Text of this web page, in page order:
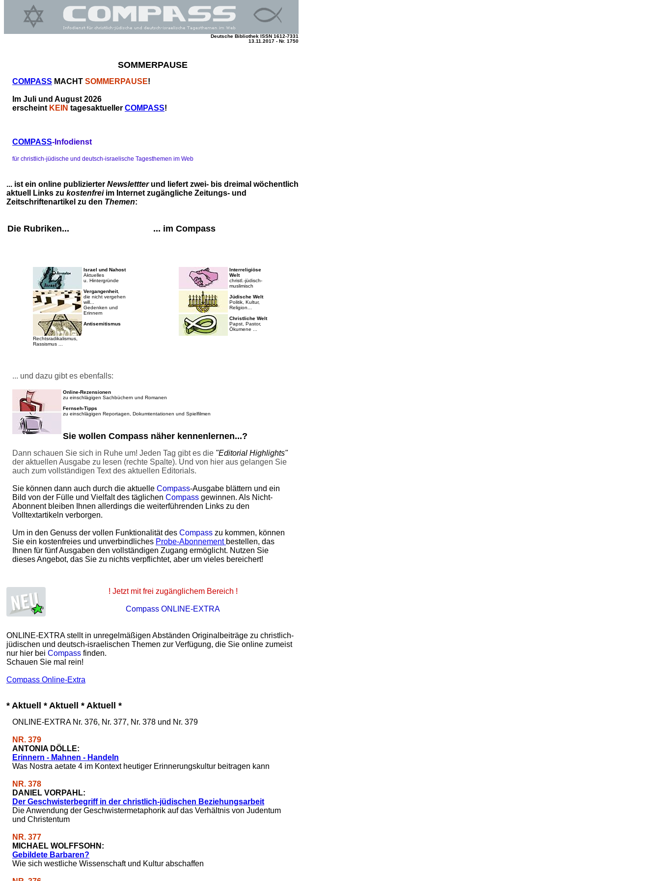
Deutsche Bibliothek ISSN 1612-7331
13.11.2017 - Nr. 1750
SOMMERPAUSE
COMPASS MACHT SOMMERPAUSE!
Im Juli und August 2026
erscheint KEIN tagesaktueller COMPASS!
COMPASS-Infodienst
für christlich-jüdische und deutsch-israelische Tagesthemen im Web
... ist ein online publizierter Newslettter und liefert zwei- bis dreimal wöchentlich
aktuell Links zu kostenfrei im Internet zugängliche Zeitungs- und
Zeitschriftenartikel zu den Themen:
Die Rubriken...
Israel und Nahost
Aktuelles
u. Hintergründe
Vergangenheit,
die nicht vergehen
will...
Gedenken und
Erinnern
Antisemitismus
Rechtsradikalismus,
Rassismus ...
... im Compass
Interreligiöse
Welt
christl.-jüdisch-
muslimisch
Jüdische Welt
Politik, Kultur,
Religion...
Christliche Welt
Papst, Pastor,
Ökumene ...
... und dazu gibt es ebenfalls:
Online-Rezensionen
zu einschlägigen Sachbüchern und Romanen
Fernseh-Tipps
zu einschlägigen Reportagen, Dokumtentationen und Spielfilmen
Sie wollen Compass näher kennenlernen...?
Dann schauen Sie sich in Ruhe um! Jeden Tag gibt es die "Editorial Highlights"
der aktuellen Ausgabe zu lesen (rechte Spalte). Und von hier aus gelangen Sie
auch zum vollständigen Text des aktuellen Editorials.
Sie können dann auch durch die aktuelle Compass-Ausgabe blättern und ein
Bild von der Fülle und Vielfalt des täglichen Compass gewinnen. Als Nicht-
Abonnent bleiben Ihnen allerdings die weiterführenden Links zu den
Volltextartikeln verborgen.
Um in den Genuss der vollen Funktionalität des Compass zu kommen, können
Sie ein kostenfreies und unverbindliches Probe-Abonnement bestellen, das
Ihnen für fünf Ausgaben den vollständigen Zugang ermöglicht. Nutzen Sie
dieses Angebot, das Sie zu nichts verpflichtet, aber um vieles bereichert!
! Jetzt mit frei zugänglichem Bereich !
Compass ONLINE-EXTRA
ONLINE-EXTRA stellt in unregelmäßigen Abständen Originalbeiträge zu christlich-
jüdischen und deutsch-israelischen Themen zur Verfügung, die Sie online zumeist
nur hier bei Compass finden.
Schauen Sie mal rein!
Compass Online-Extra
* Aktuell * Aktuell * Aktuell *
ONLINE-EXTRA Nr. 376, Nr. 377, Nr. 378 und Nr. 379
NR. 379
ANTONIA DÖLLE:
Erinnern - Mahnen - Handeln
Was Nostra aetate 4 im Kontext heutiger Erinnerungskultur beitragen kann
NR. 378
DANIEL VORPAHL:
Der Geschwisterbegriff in der christlich-jüdischen Beziehungsarbeit
Die Anwendung der Geschwistermetaphorik auf das Verhältnis von Judentum
und Christentum
NR. 377
MICHAEL WOLFFSOHN:
Gebildete Barbaren?
Wie sich westliche Wissenschaft und Kultur abschaffen